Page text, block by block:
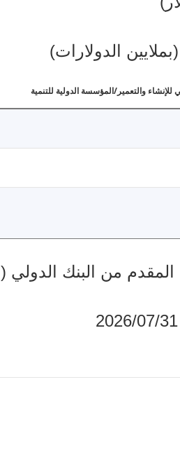
الدولارات)
للإنشاء والتعمير/المؤسسة الدولية للتنمية
من البنك الدولي (بملايين